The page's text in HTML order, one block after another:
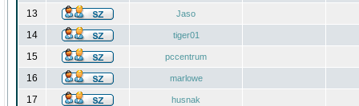
13 Jaso
14 tiger01
15 pccentrum
16 marlowe
17 husnak